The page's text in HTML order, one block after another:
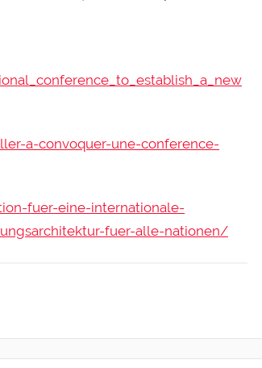
a-convoquer-une-conference-
fuer-eine-internationale-
fuer-alle-nationen/